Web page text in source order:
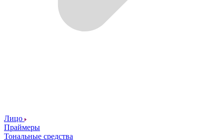
Лицо
Праймеры
Тональные средства